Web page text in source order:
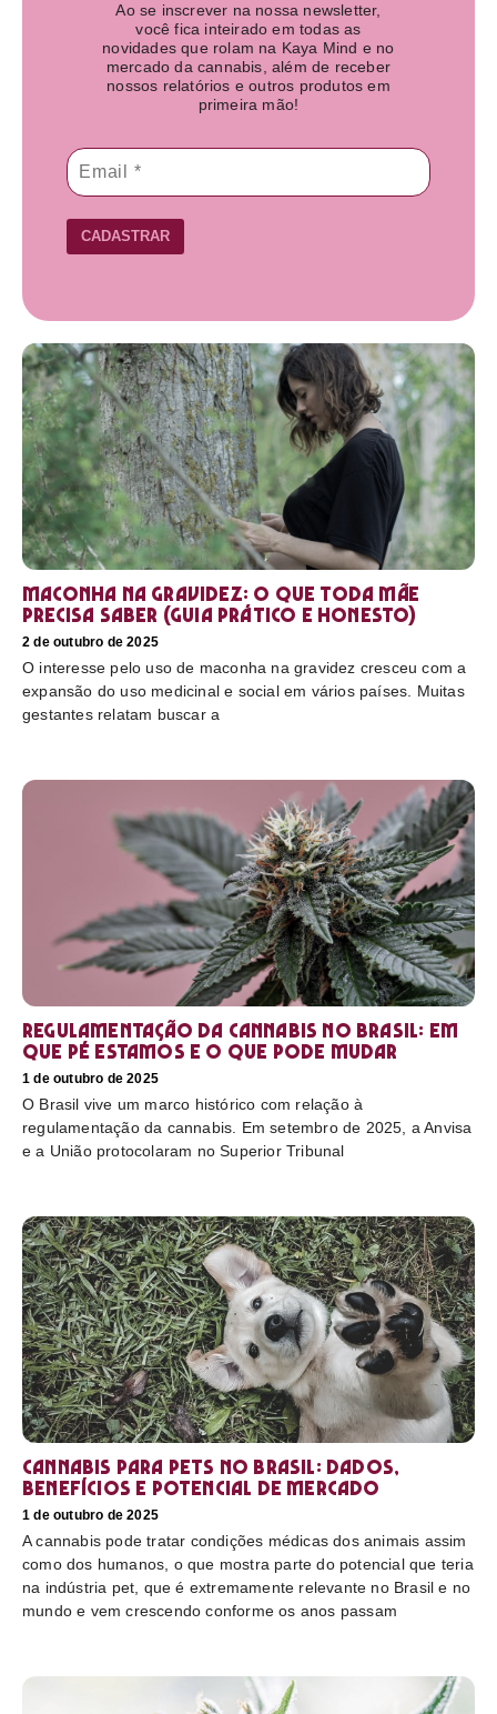
Ao se inscrever na nossa newsletter,
você fica inteirado em todas as
novidades que rolam na Kaya Mind e no
mercado da cannabis, além de receber
nossos relatórios e outros produtos em
primeira mão!
CADASTRAR
Maconha na gravidez: o que toda mãe
precisa saber (guia prático e honesto)
2 de outubro de 2025
O interesse pelo uso de maconha na gravidez cresceu com a
expansão do uso medicinal e social em vários países. Muitas
gestantes relatam buscar a
Regulamentação da cannabis no Brasil: em
que pé estamos e o que pode mudar
1 de outubro de 2025
O Brasil vive um marco histórico com relação à
regulamentação da cannabis. Em setembro de 2025, a Anvisa
e a União protocolaram no Superior Tribunal
Cannabis para pets no Brasil: dados,
benefícios e potencial de mercado
1 de outubro de 2025
A cannabis pode tratar condições médicas dos animais assim
como dos humanos, o que mostra parte do potencial que teria
na indústria pet, que é extremamente relevante no Brasil e no
mundo e vem crescendo conforme os anos passam